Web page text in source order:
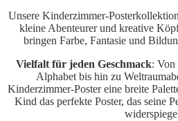
Unsere Kinderzimmer-
kleine Abenteurer und kreative
bringen Farbe, Fantasie und
Vielfalt für jeden Geschmack: Von
Alphabet bis hin zu
Kinderzimmer-Poster eine breite
Kind das perfekte Poster, das seine